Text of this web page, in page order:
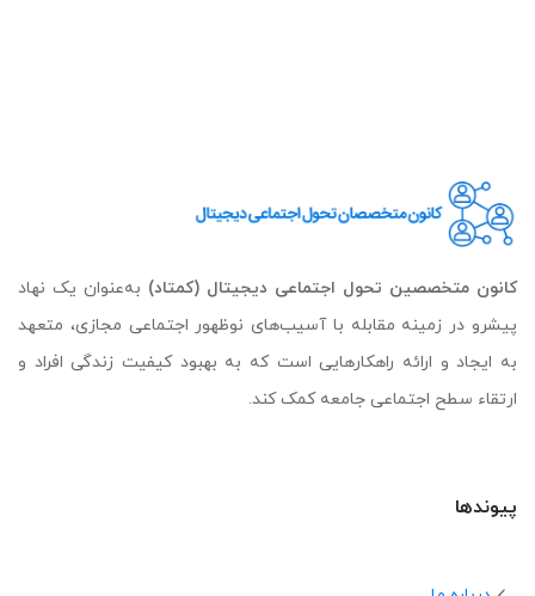
کانون متخصصین تحول اجتماعی دیجیتال (کمتاد) به‌عنوان یک نهاد
پیشرو در زمینه مقابله با آسیب‌های نوظهور اجتماعی مجازی، متعهد
به ایجاد و ارائه راهکارهایی است که به بهبود کیفیت زندگی افراد و
ارتقاء سطح اجتماعی جامعه کمک کند.
پیوندها